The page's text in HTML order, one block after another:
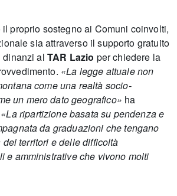
proprio sostegno ai Comuni coinvolti,
sia attraverso il supporto gratuito
dinanzi al TAR Lazio per chiedere la
«La legge attuale non
come una realtà socio-
un mero dato geografico» ha
«La ripartizione basata su pendenza e
da graduazioni che tengano
territori e delle difficoltà
e amministrative che vivono molti